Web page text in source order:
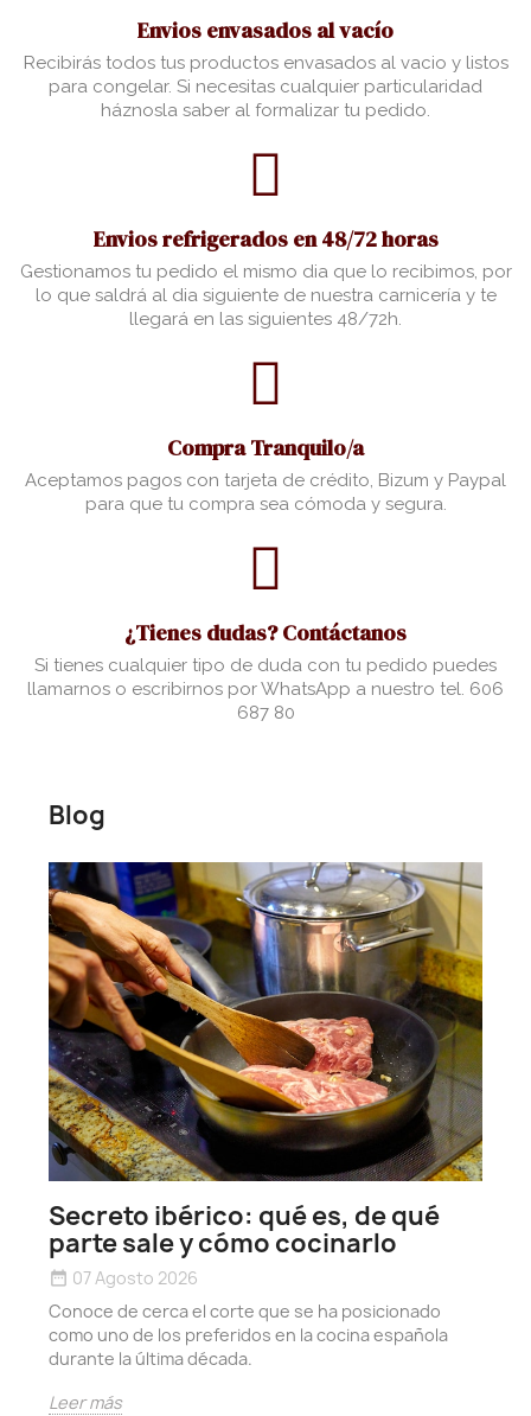
Envios envasados al vacío
Recibirás todos tus productos envasados al vacio y listos
para congelar. Si necesitas cualquier particularidad
háznosla saber al formalizar tu pedido.
Envios refrigerados en 48/72 horas
Gestionamos tu pedido el mismo dia que lo recibimos, por
lo que saldrá al dia siguiente de nuestra carnicería y te
llegará en las siguientes 48/72h.
Compra Tranquilo/a
Aceptamos pagos con tarjeta de crédito, Bizum y Paypal
para que tu compra sea cómoda y segura.
¿Tienes dudas? Contáctanos
Si tienes cualquier tipo de duda con tu pedido puedes
llamarnos o escribirnos por WhatsApp a nuestro tel. 606
687 80
Blog
Secreto ibérico: qué es, de qué
parte sale y cómo cocinarlo
date_range 07 Agosto 2026
Conoce de cerca el corte que se ha posicionado
como uno de los preferidos en la cocina española
durante la última década.
Leer más